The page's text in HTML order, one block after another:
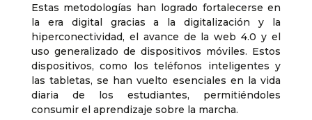
Estas metodologías han logrado fortalecerse en
la era digital gracias a la digitalización y la
hiperconectividad, el avance de la web 4.0 y el
uso generalizado de dispositivos móviles. Estos
dispositivos, como los teléfonos inteligentes y
las tabletas, se han vuelto esenciales en la vida
diaria de los estudiantes, permitiéndoles
consumir el aprendizaje sobre la marcha.